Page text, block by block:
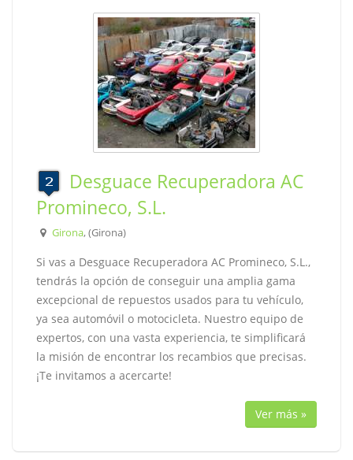
Desguace Recuperadora AC
Promineco, S.L.
Girona, (Girona)
Si vas a Desguace Recuperadora AC Promineco, S.L.,
tendrás la opción de conseguir una amplia gama
excepcional de repuestos usados para tu vehículo,
ya sea automóvil o motocicleta. Nuestro equipo de
expertos, con una vasta experiencia, te simplificará
la misión de encontrar los recambios que precisas.
¡Te invitamos a acercarte!
Ver más »